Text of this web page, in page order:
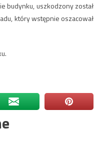
budynku, uszkodzony został
który wstępnie oszacował